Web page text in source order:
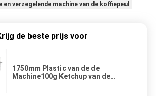
verzegelende machine van de koffiepeul
de beste prijs voor
1750mm Plastic van de de
Machine100g Ketchup van de